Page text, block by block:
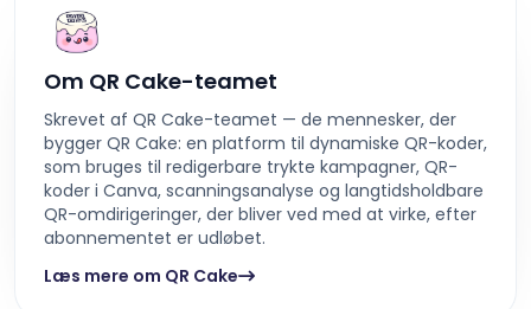
Om QR Cake-teamet
Skrevet af QR Cake-teamet — de mennesker, der
bygger QR Cake: en platform til dynamiske QR-koder,
som bruges til redigerbare trykte kampagner, QR-
koder i Canva, scanningsanalyse og langtidsholdbare
QR-omdirigeringer, der bliver ved med at virke, efter
abonnementet er udløbet.
Læs mere om QR Cake